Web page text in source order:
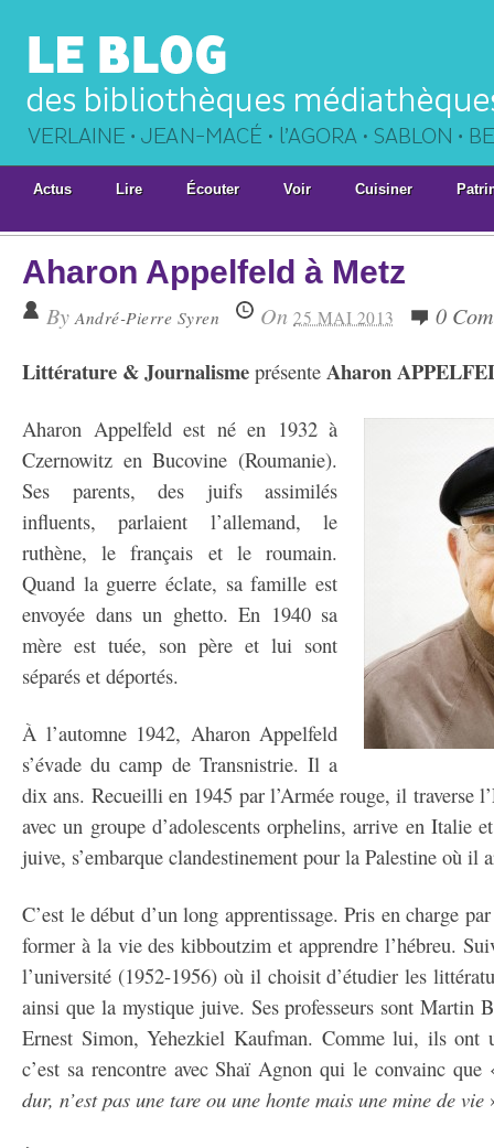
Actus Lire Écouter Voir Cuisiner
Aharon Appelfeld à Metz
By André-Pierre Syren On 25 MAI 2013 0
Littérature & Journalisme présente Aharon
Aharon Appelfeld est né en 1932 à
Czernowitz en Bucovine (Roumanie).
Ses parents, des juifs assimilés
influents, parlaient l’allemand, le
ruthène, le français et le roumain.
Quand la guerre éclate, sa famille est
envoyée dans un ghetto. En 1940 sa
mère est tuée, son père et lui sont
séparés et déportés.
À l’automne 1942, Aharon Appelfeld
s’évade du camp de Transnistrie. Il a
dix ans. Recueilli en 1945 par l’Armée rouge, il traverse
avec un groupe d’adolescents orphelins, arrive en Italie
juive, s’embarque clandestinement pour la Palestine où il
C’est le début d’un long apprentissage. Pris en charge
former à la vie des kibboutzim et apprendre l’hébreu.
l’université (1952-1956) où il choisit d’étudier les
ainsi que la mystique juive. Ses professeurs sont Martin
Ernest Simon, Yehezkiel Kaufman. Comme lui, ils ont
c’est sa rencontre avec Shaï Agnon qui le convainc
dur, n’est pas une tare ou une honte mais une mine de vie